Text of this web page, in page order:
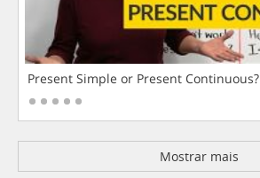
Present Simple or Present Continuous?
Mostrar mais